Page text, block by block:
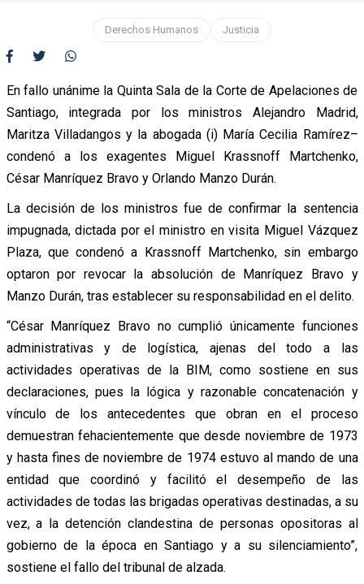
Derechos Humanos Justicia
En fallo unánime la Quinta Sala de la Corte de Apelaciones de
Santiago, integrada por los ministros Alejandro Madrid,
Maritza Villadangos y la abogada (i) María Cecilia Ramírez–
condenó a los exagentes Miguel Krassnoff Martchenko,
César Manríquez Bravo y Orlando Manzo Durán.
La decisión de los ministros fue de confirmar la sentencia
impugnada, dictada por el ministro en visita Miguel Vázquez
Plaza, que condenó a Krassnoff Martchenko, sin embargo
optaron por revocar la absolución de Manríquez Bravo y
Manzo Durán, tras establecer su responsabilidad en el delito.
“César Manríquez Bravo no cumplió únicamente funciones
administrativas y de logística, ajenas del todo a las
actividades operativas de la BIM, como sostiene en sus
declaraciones, pues la lógica y razonable concatenación y
vínculo de los antecedentes que obran en el proceso
demuestran fehacientemente que desde noviembre de 1973
y hasta fines de noviembre de 1974 estuvo al mando de una
entidad que coordinó y facilitó el desempeño de las
actividades de todas las brigadas operativas destinadas, a su
vez, a la detención clandestina de personas opositoras al
gobierno de la época en Santiago y a su silenciamiento”,
sostiene el fallo del tribunal de alzada.